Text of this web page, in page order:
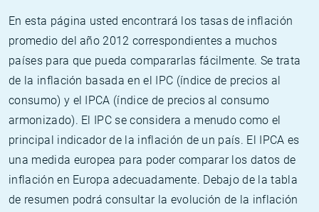
En esta página usted encontrará los tasas de inflación
promedio del año 2012 correspondientes a muchos
países para que pueda compararlas fácilmente. Se trata
de la inflación basada en el IPC (índice de precios al
consumo) y el IPCA (índice de precios al consumo
armonizado). El IPC se considera a menudo como el
principal indicador de la inflación de un país. El IPCA es
una medida europea para poder comparar los datos de
inflación en Europa adecuadamente. Debajo de la tabla
de resumen podrá consultar la evolución de la inflación